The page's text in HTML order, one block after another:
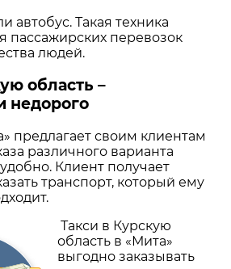
автобус. Такая техника
пассажирских перевозок
людей.
область –
недорого
предлагает своим клиентам
различного варианта
Клиент получает
транспорт, который ему
Такси в Курскую
область в «Мита»
выгодно заказывать